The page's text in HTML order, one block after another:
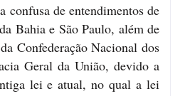
confusa de entendimentos de
Bahia e São Paulo, além de
Confederação Nacional dos
Geral da União, devido a
lei e atual, no qual a lei